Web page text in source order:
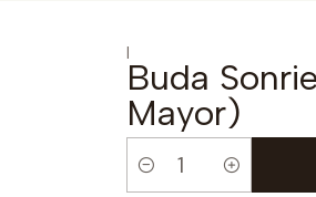
|
Buda
Mayor)
Cantidad